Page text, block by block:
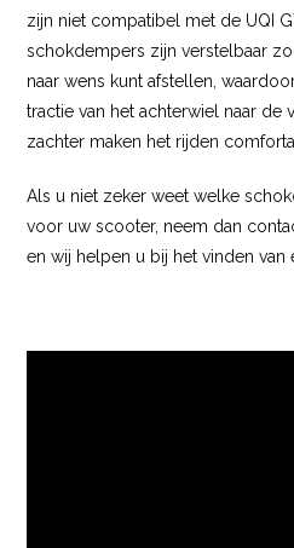
zijn niet compatibel met de UQI
schokdempers zijn verstelbaar
naar wens kunt afstellen,
tractie van het achterwiel naar de
zachter maken het rijden
Als u niet zeker weet welke
voor uw scooter, neem dan
en wij helpen u bij het vinden van